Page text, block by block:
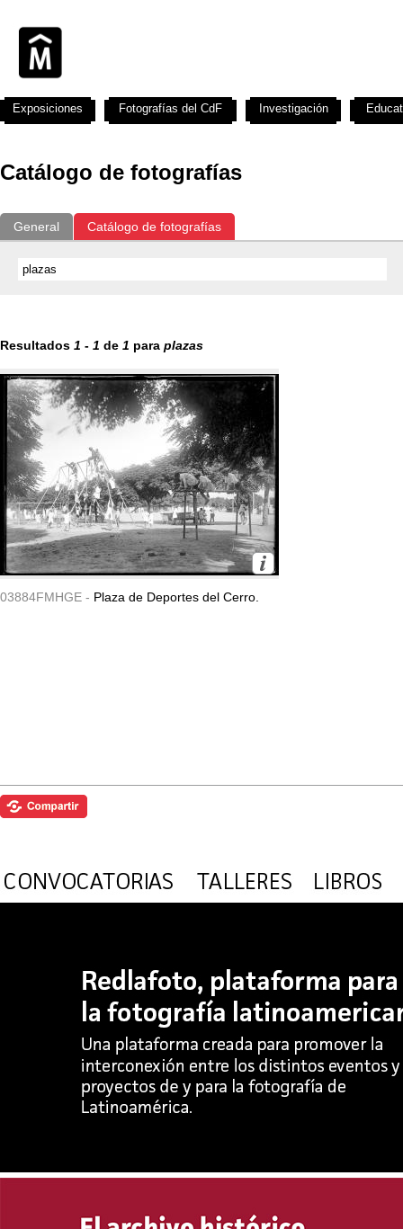
Catálogo de fotografías
General Catálogo de fotografías
Resultados 1 - 1 de 1 para plazas
03884FMHGE - Plaza de Deportes del Cerro.
Exposiciones Fotografías del CdF Investigación